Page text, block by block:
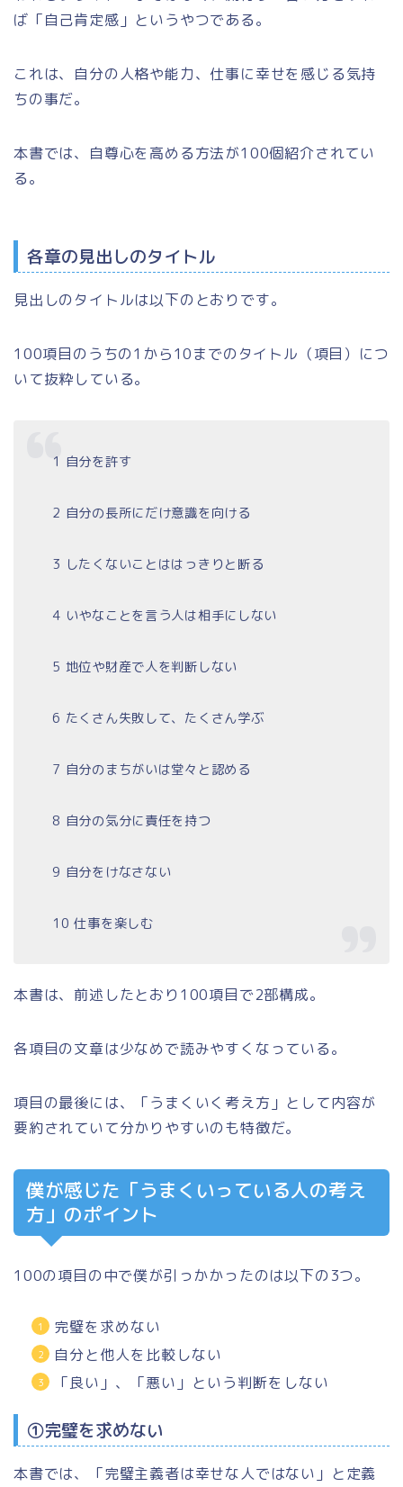
ば「自己肯定感」というやつである。
これは、自分の人格や能力、仕事に幸せを感じる気持
ちの事だ。
本書では、自尊心を高める方法が100個紹介されてい
る。
各章の見出しのタイトル
見出しのタイトルは以下のとおりです。
100項目のうちの1から10までのタイトル（項目）につ
いて抜粋している。
1 自分を許す
2 自分の長所にだけ意識を向ける
3 したくないことははっきりと断る
4 いやなことを言う人は相手にしない
5 地位や財産で人を判断しない
6 たくさん失敗して、たくさん学ぶ
7 自分のまちがいは堂々と認める
8 自分の気分に責任を持つ
9 自分をけなさない
10 仕事を楽しむ
本書は、前述したとおり100項目で2部構成。
各項目の文章は少なめで読みやすくなっている。
項目の最後には、 「うまくいく考え方」 として内容が
要約されていて分かりやすいのも特徴だ。
僕が感じた「うまくいっている人の考え
方」のポイント
100の項目の中で僕が引っかかったのは以下の3つ。
完璧を求めない
自分と他人を比較しない
「良い」、「悪い」という判断をしない
①完璧を求めない
本書では、「完璧主義者は幸せな人ではない」と定義